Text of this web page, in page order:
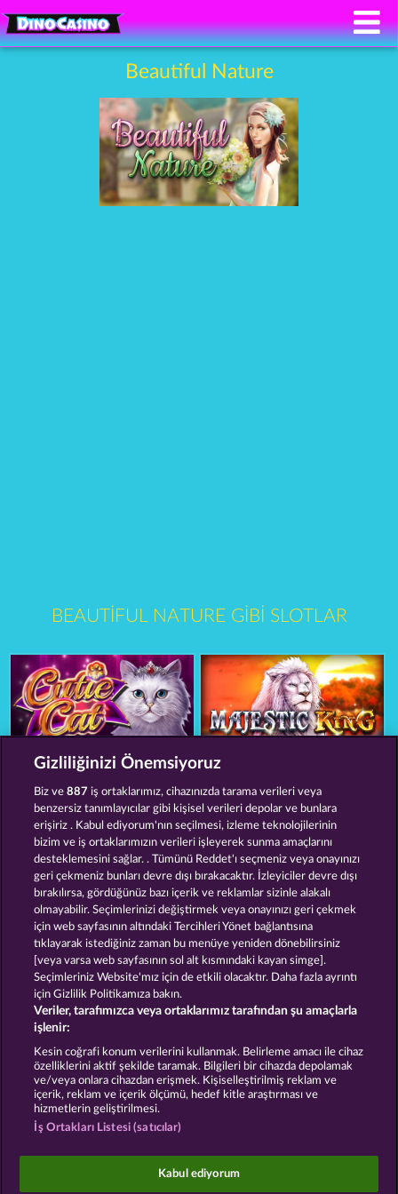
Beautiful Nature
BEAUTIFUL NATURE GIBI SLOTLAR
Cutie Cat Majestic King
Wild Rapa Nui King of the Jungle
Hüküm ve Koşullar Gizlilik Beyanı Künye
Şirket SSS Facebook Blog
İptal talebini gönder
Sosyal casino oyunları sadece eğlence amaçlıdır ve
gerçek parayla oynanan kumar oyunlarında
Gizliliğinizi Önemsiyoruz
Biz ve887 iş ortaklarımız, cihazınızda tarama verileri veya
benzersiz tanımlayıcılar gibi kişisel verileri depolar ve bunlara
erişiriz . Kabul ediyorum'nın seçilmesi, izleme teknolojilerinin
bizim ve iş ortaklarımızın verileri işleyerek sunma amaçlarını
desteklemesini sağlar. . Tümünü Reddet'ı seçmeniz veya onayınızı
geri çekmeniz bunları devre dışı bırakacaktır. İzleyiciler devre dışı
bırakılırsa, gördüğünüz bazı içerik ve reklamlar sizinle alakalı
olmayabilir. Seçimlerinizi değiştirmek veya onayınızı geri çekmek
için web sayfasının altındaki Tercihleri Yönet bağlantısına
tıklayarak istediğiniz zaman bu menüye yeniden dönebilirsiniz
[veya varsa web sayfasının sol alt kısmındaki kayan simge].
Seçimleriniz Website'mız için de etkili olacaktır. Daha fazla ayrıntı
için Gizlilik Politikamıza bakın.
Veriler, tarafımızca veya ortaklarımız tarafından şu amaçlarla
işlenir:
Kesin coğrafi konum verilerini kullanmak. Belirleme amacı ile cihaz
özelliklerini aktif şekilde taramak. Bilgileri bir cihazda depolamak
ve/veya onlara cihazdan erişmek. Kişiselleştirilmiş reklam ve
içerik, reklam ve içerik ölçümü, hedef kitle araştırması ve
hizmetlerin geliştirilmesi.
İş Ortakları Listesi (satıcılar)
Kabul ediyorum